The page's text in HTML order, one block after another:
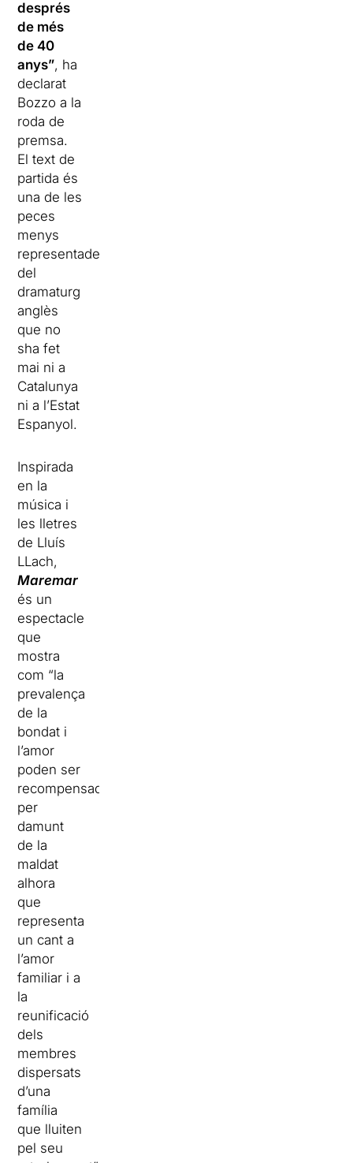
després
de més
de 40
anys”, ha
declarat
Bozzo a la
roda de
premsa.
El text de
partida és
una de les
peces
menys
representades
del
dramaturg
anglès
que no
sha fet
mai ni a
Catalunya
ni a l’Estat
Espanyol.
Inspirada
en la
música i
les lletres
de Lluís
LLach,
Maremar
és un
espectacle
que
mostra
com “la
prevalença
de la
bondat i
l’amor
poden ser
recompensades
per
damunt
de la
maldat
alhora
que
representa
un cant a
l’amor
familiar i a
la
reunificació
dels
membres
dispersats
d’una
família
que lluiten
pel seu